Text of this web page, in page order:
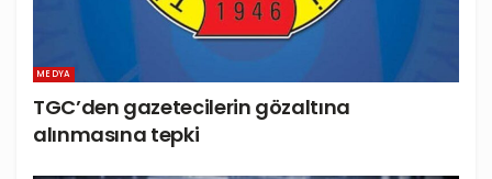
MEDYA
TGC’den gazetecilerin gözaltına
alınmasına tepki